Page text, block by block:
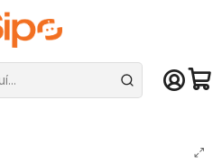
De lunes a sábado en el gran
Ram DDR4 Pc Escritorio
LPX - 16GB (2x8GB, DDR4,
CL16), PC